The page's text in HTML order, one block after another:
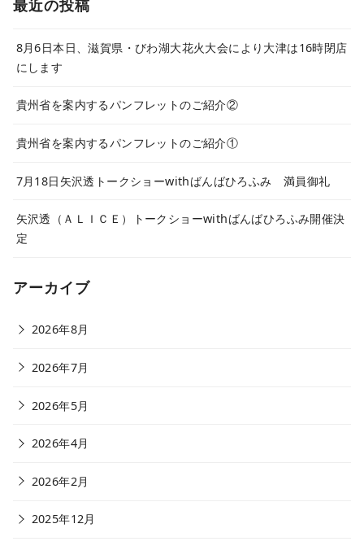
最近の投稿
8月6日本日、滋賀県・びわ湖大花火大会により大津は16時閉店
にします
貴州省を案内するパンフレットのご紹介②
貴州省を案内するパンフレットのご紹介①
7月18日矢沢透トークショーwithばんばひろふみ 満員御礼
矢沢透（ＡＬＩＣＥ）トークショーwithばんばひろふみ開催決
定
アーカイブ
2026年8月
2026年7月
2026年5月
2026年4月
2026年2月
2025年12月